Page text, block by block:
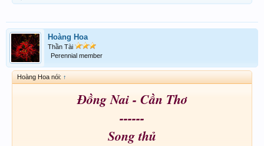
Hoàng Hoa
Thần Tài
Perennial member
Hoàng Hoa nói: ↑
Đồng Nai - Cần Thơ
------
Song thủ